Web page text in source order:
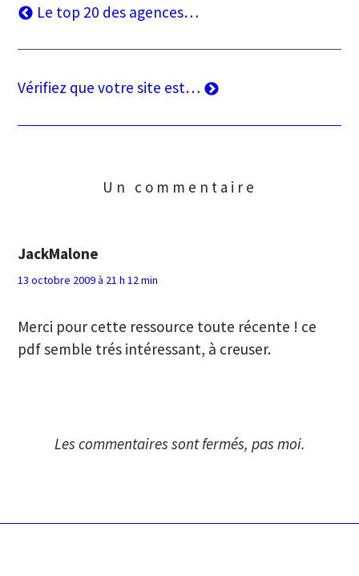
Navigation
de
Article
Le top 20 des agences…
Article
Vérifiez que votre site est…
Un commentaire
JackMalone
13 octobre 2009 à 21 h 12 min
Merci pour cette ressource toute récente ! ce
pdf semble trés intéressant, à creuser.
Les commentaires sont fermés, pas moi.